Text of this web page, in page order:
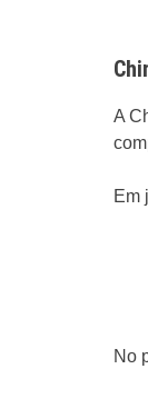
A
Em
No